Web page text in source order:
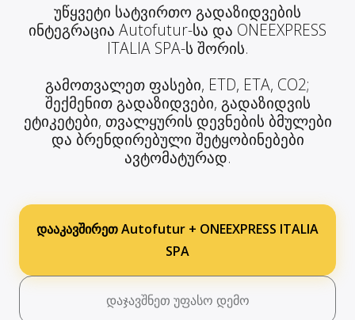
უწყვეტი სატვირთო გადაზიდვების
ინტეგრაცია Autofutur-სა და ONEEXPRESS
ITALIA SPA-ს შორის.
გამოთვალეთ ფასები, ETD, ETA, CO2;
შექმენით გადაზიდვები, გადაზიდვის
ეტიკეტები, თვალყურის დევნების ბმულები
და ბრენდირებული შეტყობინებები
ავტომატურად.
დააკავშირეთ Autofutur + ONEEXPRESS ITALIA
SPA
დაჯავშნეთ უფასო დემო